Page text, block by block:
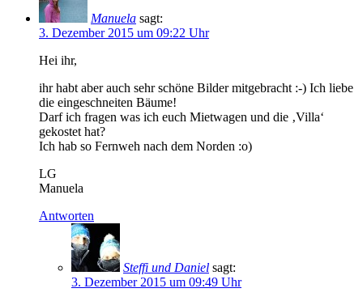
Manuela sagt:
3. Dezember 2015 um 09:22 Uhr
Hei ihr,
ihr habt aber auch sehr schöne Bilder mitgebracht :-) Ich liebe
die eingeschneiten Bäume!
Darf ich fragen was ich euch Mietwagen und die ‚Villa‘
gekostet hat?
Ich hab so Fernweh nach dem Norden :o)
LG
Manuela
Antworten
Steffi und Daniel sagt:
3. Dezember 2015 um 09:49 Uhr